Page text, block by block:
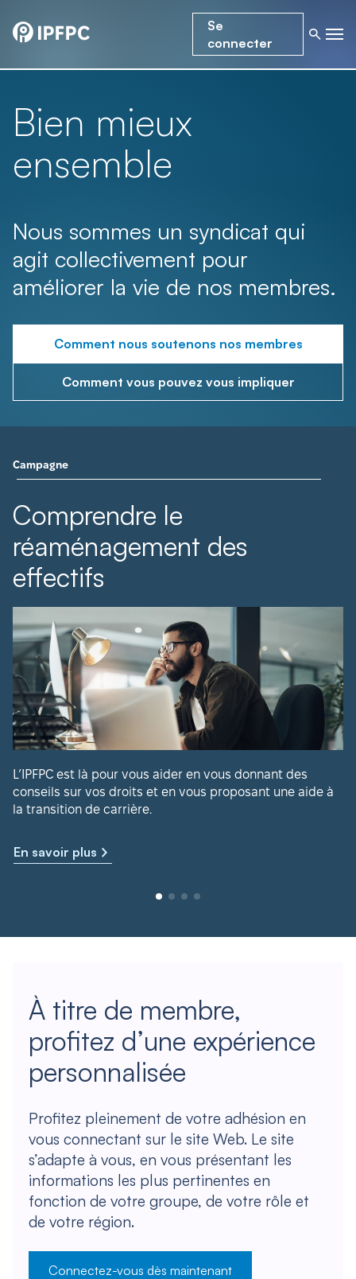
Se
connecter
Bien mieux
ensemble
Nous sommes un syndicat qui
agit collectivement pour
améliorer la vie de nos membres.
Comment nous soutenons nos membres
Comment vous pouvez vous impliquer
Campagne
Comprendre le
réaménagement des
effectifs
L’IPFPC est là pour vous aider en vous donnant des
conseils sur vos droits et en vous proposant une aide à
la transition de carrière.
En savoir plus
À titre de membre,
profitez d’une expérience
personnalisée
Profitez pleinement de votre adhésion en
vous connectant sur le site Web. Le site
s’adapte à vous, en vous présentant les
informations les plus pertinentes en
fonction de votre groupe, de votre rôle et
de votre région.
Connectez-vous dès maintenant